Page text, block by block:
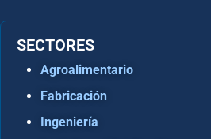
SECTORES
Agroalimentario
Fabricación
Ingeniería